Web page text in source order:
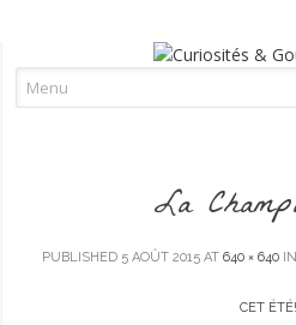
La
PUBLISHED 5 AOÛT 2015 AT 640 × 640 IN
CET ÉTÉ!